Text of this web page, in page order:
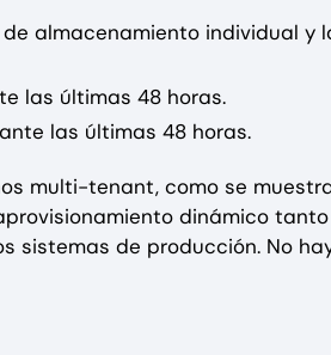
almacenamiento individual y
las últimas 48 horas.
las últimas 48 horas.
multi-tenant, como se
dinámico
sistemas de producción. No